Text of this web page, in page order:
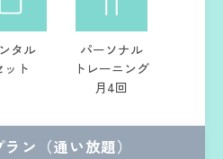
タル
ット
パーソナル
トレーニング
月4回
ン（通い放題）